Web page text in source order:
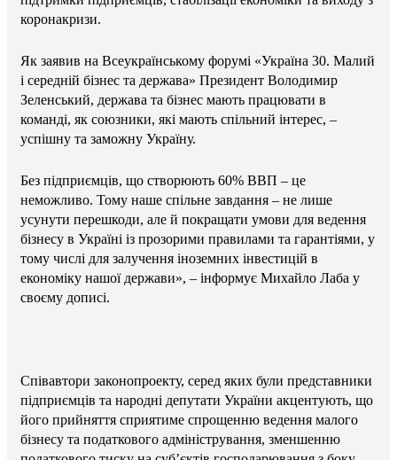
коронакризи.
Як заявив на Всеукраїнському форумі «Україна 30. Малий
і середній бізнес та держава» Президент Володимир
Зеленський, держава та бізнес мають працювати в
команді, як союзники, які мають спільний інтерес, –
успішну та заможну Україну.
Без підприємців, що створюють 60% ВВП – це
неможливо. Тому наше спільне завдання – не лише
усунути перешкоди, але й покращати умови для ведення
бізнесу в Україні із прозорими правилами та гарантіями, у
тому числі для залучення іноземних інвестицій в
економіку нашої держави», – інформує Михайло Лаба у
своєму дописі.
Співавтори законопроекту, серед яких були представники
підприємців та народні депутати України акцентують, що
його прийняття сприятиме спрощенню ведення малого
бізнесу та податкового адміністрування, зменшенню